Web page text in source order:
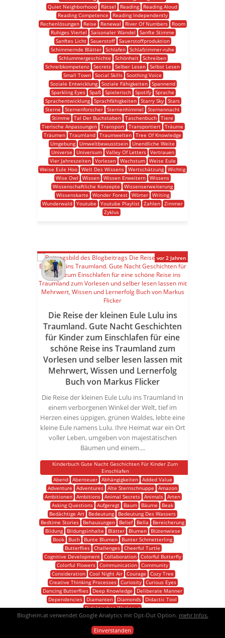
Quiet Neighborhood
Rätsel Reading
Reading Aloud
Reading Competence
Reading Independently
Rechenlösungen
Reise Renewal River Of Numbers
Room
Ruhiges Viertel
Saisonaler Wandel
Sanfte Stimme
Sanftes Licht
Sauerstoff
Sauerstoffproduktion
Schimmernde Blätter Schlafen Schlafzimmer-ruhe
Schlummergeschichte
Schönheit Schreiben
Schreibkompetenz Secrets Selber Lesen Selbst Lesen
Small Town Social Skills Soothing Voice
Soziale Entwicklung
Soziale Fähigkeiten
Spannend
Sparkling Eyes
Spaß Spielerisch Spotify
Sprache
Sprachentwicklung Sprachfähigkeiten Starry Sky Stars
Sterne
Sternenforscher Sternenhimmel
Sternennacht
Stimme
Tal Der Buchstaben Taschenbuch Tiere
Tierische Anpassungen Transport Transportiert Träume
Träumen Traumland Traumwelten Tree Of Knowledge
Umgebung
Umweltbewusstsein
Unendliche Weite
Universe
Universum Valley Of Letters
Vertrauen
Vier Jahreszeiten
Vorlesen Wachstum
Weise Eule
Weise Eule Hoo Welt Des Wissens Wertschätzung Wichtig
Wise Owl
Wissen Wissen Erweitern Wissens
Wissenschaftliche Konzepte
Wissenserweiterung
Wissenskarte
Wonder Forest Wörter
Writing
Wunderwald Youtube Youtube Playlist Zahlen Zimmer
Zyklus
Die Reise der kleinen Eule Lulu ins
Traumland. Gute Nacht Geschichten
für Kinder zum Einschlafen für eine
schöne Reise ins Traumland zum
Vorlesen und selber lesen lassen mit
Mehrwert, Wissen und Lernerfolg
Buch von Markus Flicker
Die Reise der kleinen Eule Lulu ins Traumland In
einem verborgenen Winkel der Welt, tief im
Herzen eines üppigen, grünen Waldes, lebte eine
kleine Eule namens Lulu. Ihre Heimat war ein Ort
voller Leben, umgeben von majestätischen
Bäumen und einem....
Kinderbuch Gute Nacht Geschichten Für Kinder Zum
Einschlafen
Abend
Abenteuer Abhängigkeiten
Added Value
Adventure
Adventures Alte Sternschnuppe
Amazon
Ambitionen Ambitions Animal Secrets Animals Arten
Asking Questions Aufgeregt Baum Bäume
Beak
Bedächtige Art
Bedeutung
Bedeutung Des Wassers
Bedtime Stories
Behausungen Belief Bella
Bereicherung
Bildung
Bildungsinhalte Blätter Blumen
Blütenwiese
Book
Buch Bunte Blumen
Bunter Schmetterling
Butterflies Challenges Cheerful Turtle
Cognitive Development
Collaboration
Colorful Butterfly
Colorful Flowers Communication Community
Consideration
Cool Night Air Courage
Cozy Tree
Creative Thinking Processes
Curiosity
Curious Eyes
Dancing Butterflies
Deep Knowledge
Deliberate Manner
Dependencies
Diamanten Diamonds
Didactic Tool
Didaktisches Werkzeug
Die Reise Der Kleinen Eule Lulu Ins Traumland
Discoveries
Discovering The World Discovering Wonders
Dreaming Dreamland
vor 2 Jahren
Blogheim.at verwendet Google Analytics mit Opt-Out Option. mehr Infos.
Einverstanden